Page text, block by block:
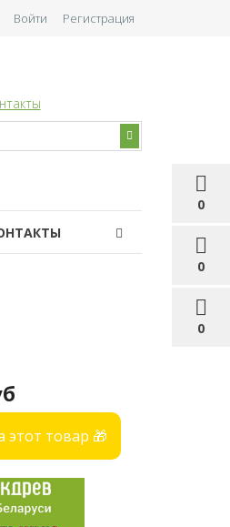
0
0
0
Войти Регистрация
этот товар 🎁